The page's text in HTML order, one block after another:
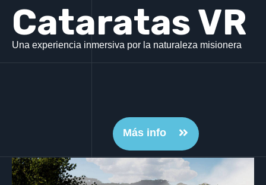
Cataratas VR
Una experiencia inmersiva por la naturaleza misionera
Más info